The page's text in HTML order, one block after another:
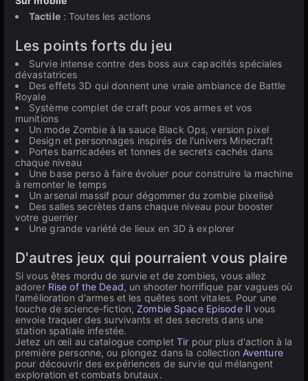
Tactile: Toutes les actions
Les points forts du jeu
Survie intense contre des boss aux capacités spéciales
dévastatrices
Des effets 3D qui donnent une vraie ambiance de Battle
Royale
Système complet de craft pour vos armes et vos
munitions
Un mode Zombie à la sauce Black Ops, version pixel
Design et personnages inspirés de l'univers Minecraft
Portes barricadées et tonnes de secrets cachés dans
chaque niveau
Une base perso à faire évoluer pour construire la machine
à remonter le temps
Un arsenal massif pour dégommer du zombie pixelisé
Des salles secrètes dans chaque niveau pour booster
votre guerrier
Une grande variété de lieux en 3D à explorer
D'autres jeux qui pourraient vous plaire
Si vous êtes mordu de survie et de zombies, vous allez
adorer Rise of the Dead, un shooter horrifique par vagues où
l'amélioration d'armes et les quêtes sont vitales. Pour une
touche de science-fiction,Zombie Space Episode II vous
envoie traquer des survivants et des secrets dans une
station spatiale infestée.
Jetez un œil au catalogue completTir pour plus d'action à la
première personne, ou plongez dans la collection Aventure
pour découvrir des expériences de survie qui mélangent
exploration et combats brutaux.